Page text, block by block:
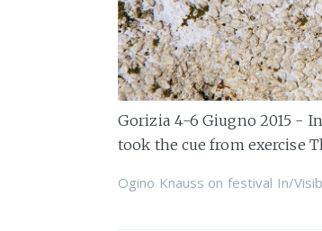
Gorizia 4-6 Giugno 2015 -
took the cue from exercise
Ogino Knauss on festival In/